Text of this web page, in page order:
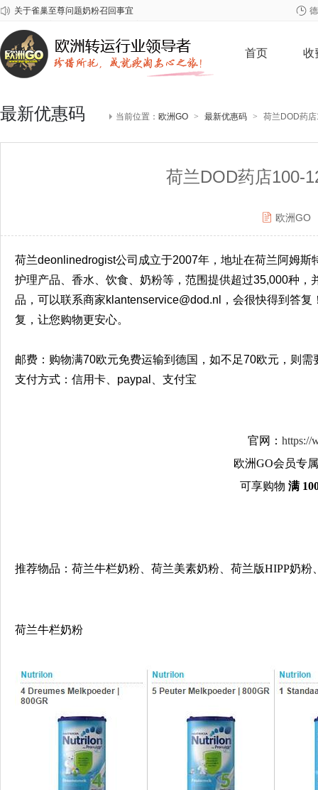
关于爱他美问题批次奶粉召回事宜
关于雀巢至尊问题奶粉召回事宜
首页 收
最新优惠码 当前位置： 欧洲GO > 最新优惠码 > 荷兰DOD药
荷兰DOD药店100-
欧洲GO
荷兰deonlinedrogist公司成立于2007年，地址在荷兰阿姆斯
护理产品、香水、饮食、奶粉等，范围提供超过35,000种，
品，可以联系商家klantenservice@dod.nl
，会很快得到答
复，让您购物更安心。
邮费： 购物满70欧元免费运输到德国，如不足70欧元，则需
支付方式：信用卡、paypal
支付宝
官网： https://
欧洲GO会员专
可享购物 满
推荐物品：荷兰牛栏奶粉、荷兰美素奶粉、荷兰版HIPP奶粉
荷兰牛栏奶粉